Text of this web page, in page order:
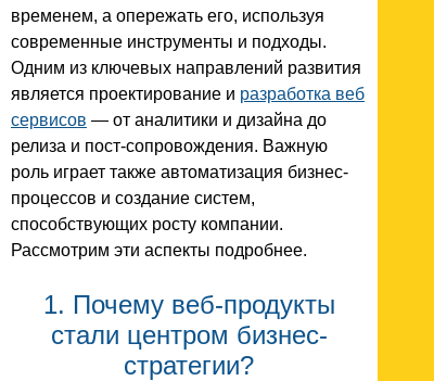
временем, а опережать его, используя
современные инструменты и подходы.
Одним из ключевых направлений развития
является проектирование и разработка веб
сервисов — от аналитики и дизайна до
релиза и пост-сопровождения. Важную
роль играет также автоматизация бизнес-
процессов и создание систем,
способствующих росту компании.
Рассмотрим эти аспекты подробнее.
1. Почему веб-продукты
стали центром бизнес-
стратегии?